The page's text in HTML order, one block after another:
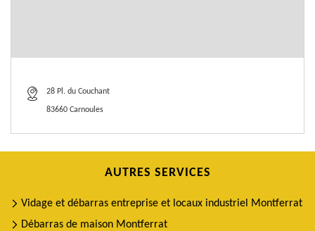
28 Pl. du Couchant
83660 Carnoules
AUTRES SERVICES
Vidage et débarras entreprise et locaux industriel Montferrat
Débarras de maison Montferrat